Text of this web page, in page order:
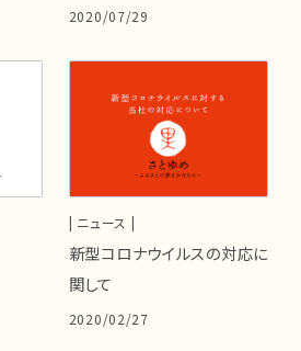
2020/07/29
| ニュース |
新型コロナウイルスの対応に
関して
2020/02/27